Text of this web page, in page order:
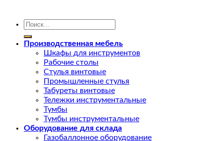
Искать:
Производственная мебель
Шкафы для инструментов
Рабочие столы
Стулья винтовые
Промышленные стулья
Табуреты винтовые
Тележки инструментальные
Тумбы
Тумбы инструментальные
Оборудование для склада
Газобаллонное оборудование